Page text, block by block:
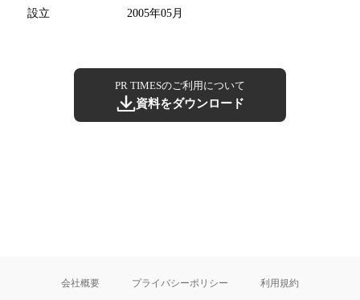
設立
2005年05月
PR TIMESのご利用について
資料をダウンロード
会社概要 プライバシーポリシー 利用規約